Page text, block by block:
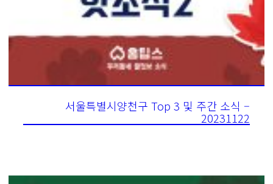
서울특별시양천구 Top 3 및 주간 소식 –
20231122